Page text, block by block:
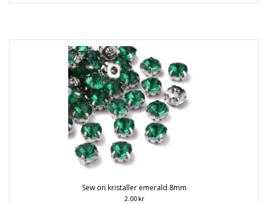
Sew on kristaller emerald 8mm
2.00 kr